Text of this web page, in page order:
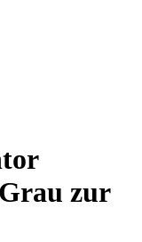
zur